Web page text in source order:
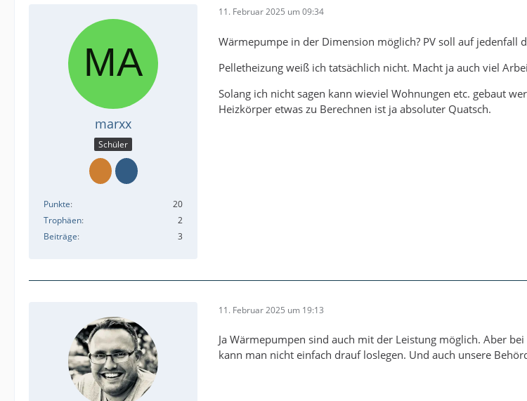
marxx
Schüler
Punkte
20
Trophäen
2
Beiträge
3
11. Februar 2025 um 09:34
Wärmepumpe in der Dimension möglich? PV soll auf jedenfall
Pelletheizung weiß ich tatsächlich nicht. Macht ja auch viel
Solang ich nicht sagen kann wieviel Wohnungen etc. gebaut
Heizkörper etwas zu Berechnen ist ja absoluter Quatsch.
11. Februar 2025 um 19:13
Ja Wärmepumpen sind auch mit der Leistung möglich. Aber
kann man nicht einfach drauf loslegen. Und auch unsere